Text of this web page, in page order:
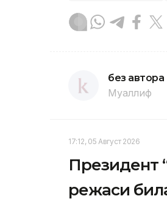
без автора
Муаллиф
17:12, 05 Август 2026
Президент
режаси